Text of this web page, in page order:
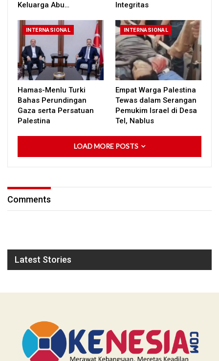
Keluarga Abu…
Integritas
INTERNASIONAL
Hamas-Menlu Turki
Bahas Perundingan
Gaza serta Persatuan
Palestina
INTERNASIONAL
Empat Warga Palestina
Tewas dalam Serangan
Pemukim Israel di Desa
Tel, Nablus
LOAD MORE POSTS
Comments
Latest Stories